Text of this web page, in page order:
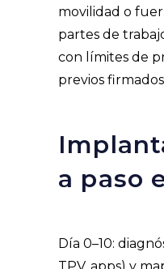
movilidad o
partes de
con límites de
previos
a paso
Día 0–10: